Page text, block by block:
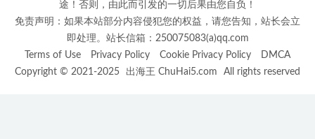
途！否则，由此而引发的一切后果由您自负！
免责声明：如果本站部分内容侵犯您的权益，请您告知，站长会立
即处理。站长信箱：250075083(a)qq.com
Terms of Use
Privacy Policy Cookie Privacy Policy
DMCA
Copyright © 2021-2025
出海王 ChuHai5.com All rights reserved